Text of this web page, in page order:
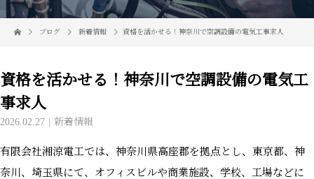
ブログ 新着情報 資格を活かせる！神奈川で空調設備の電気工事求人
資格を活かせる！神奈川で空調設備の電気工
事求人
2026.02.27 新着情報
有限会社湘涼電工では、神奈川県高座郡を拠点とし、東京都、神
奈川、埼玉県にて、オフィスビルや商業施設、学校、工場などに